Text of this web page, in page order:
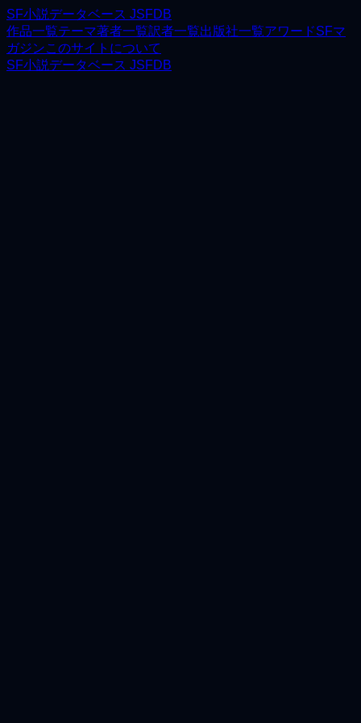
SF小説データベース JSFDB
作品一覧テーマ著者一覧訳者一覧出版社一覧アワードSFマ
ガジンこのサイトについて
SF小説データベース JSFDB